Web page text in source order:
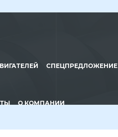
СПЕЦПРЕДЛОЖЕНИЕ
О КОМПАНИИ